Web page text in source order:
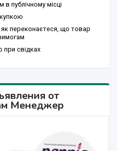
публічному місці
переконаєтеся, що товар
при свідках
от
Менеджер